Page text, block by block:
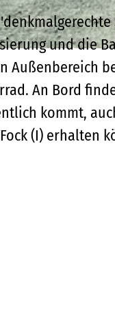
und die
Außenbereich
An Bord
kommt,
(I) erhalten